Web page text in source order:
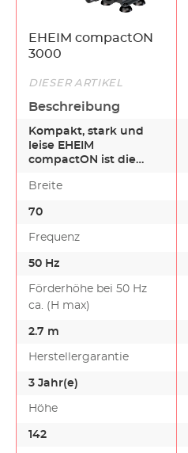
EHEIM compactON
3000
DIESER ARTIKEL
Beschreibung
Kompakt, stark und
leise EHEIM
compactON ist die
dennoch starke
Breite
70
Frequenz
50 Hz
Förderhöhe bei 50 Hz
ca. (H max)
2.7 m
Herstellergarantie
3 Jahr(e)
Höhe
142